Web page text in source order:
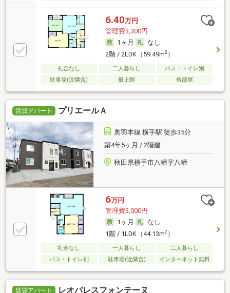
6.40万円
管理費3,300円
1ヶ月
なし
2階 / 2LDK（59.49m2）
礼金なし 二人暮らし
バス・トイレ別
駐車場(近隣含)
最上階 角部屋
賃貸アパート プリエールＡ
奥羽本線 横手駅 徒歩35分
築4年5ヶ月 / 2階建
秋田県横手市八幡字八幡
6万円
管理費3,000円
1ヶ月
なし
1階 / 1LDK（44.13m2）
礼金なし 一人暮らし
二人暮らし
バス・トイレ別
駐車場(近隣含) インターネット無料
賃貸アパート レオパレスフォンテーヌ